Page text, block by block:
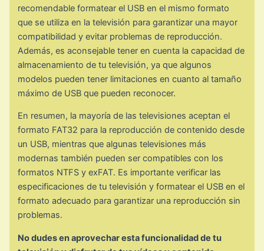
recomendable formatear el USB en el mismo formato
que se utiliza en la televisión para garantizar una mayor
compatibilidad y evitar problemas de reproducción.
Además, es aconsejable tener en cuenta la capacidad de
almacenamiento de tu televisión, ya que algunos
modelos pueden tener limitaciones en cuanto al tamaño
máximo de USB que pueden reconocer.
En resumen, la mayoría de las televisiones aceptan el
formato FAT32 para la reproducción de contenido desde
un USB, mientras que algunas televisiones más
modernas también pueden ser compatibles con los
formatos NTFS y exFAT. Es importante verificar las
especificaciones de tu televisión y formatear el USB en el
formato adecuado para garantizar una reproducción sin
problemas.
No dudes en aprovechar esta funcionalidad de tu